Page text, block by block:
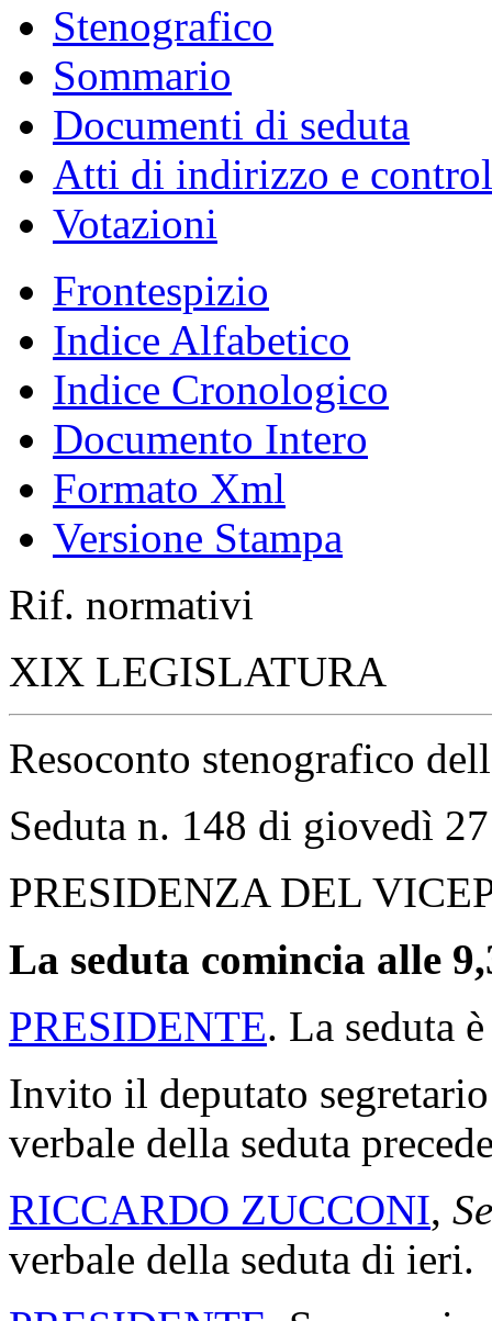
Stenografico
Sommario
Documenti di seduta
Atti di indirizzo e
Votazioni
Frontespizio
Indice Alfabetico
Indice Cronologico
Documento Intero
Formato Xml
Versione Stampa
Rif. normativi
XIX LEGISLATURA
Resoconto stenografico
Seduta n. 148 di giovedì
PRESIDENZA DEL
La seduta comincia alle
PRESIDENTE. La seduta
Invito il deputato
verbale della seduta
RICCARDO ZUCCONI,
verbale della seduta di ieri.